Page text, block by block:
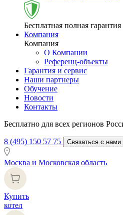
Бесплатная полная
Компания
Компания
О Компании
Референц-объекты
Гарантия и сервис
Наши партнеры
Обучение
Новости
Контакты
Бесплатно для всех регионов
8 (495) 150 57 75 Связаться с нами
Москва и Московская область
Купить
котел